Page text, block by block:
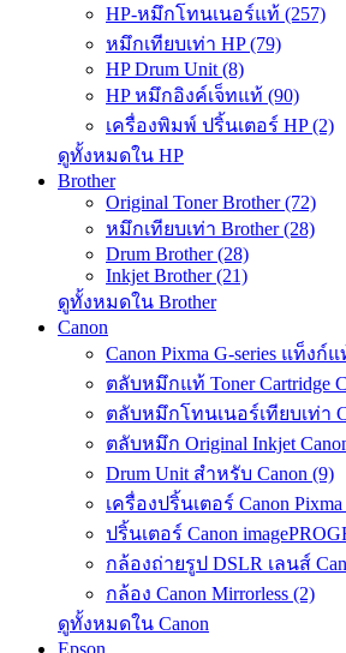
HP-หมึกโทนเนอร์แท้ (257)
หมึกเทียบเท่า HP (79)
HP Drum Unit (8)
HP หมึกอิงค์เจ็ทแท้ (90)
เครื่องพิมพ์ ปริ้นเตอร์ HP (2)
ดูทั้งหมดใน HP
Brother
Original Toner Brother (72)
หมึกเทียบเท่า Brother (28)
Drum Brother (28)
Inkjet Brother (21)
ดูทั้งหมดใน Brother
Canon
Canon Pixma G-series แท็งก์
ตลับหมึกแท้ Toner Cartridge
ตลับหมึกโทนเนอร์เทียบเท่า
ตลับหมึก Original Inkjet
Drum Unit สำหรับ Canon (9)
เครื่องปริ้นเตอร์ Canon
ปริ้นเตอร์ Canon
กล้องถ่ายรูป DSLR เลนส์
กล้อง Canon Mirrorless (2)
ดูทั้งหมดใน Canon
Epson